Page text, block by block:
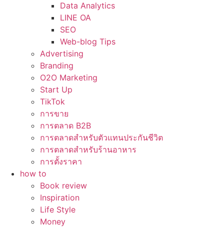
Data Analytics
LINE OA
SEO
Web-blog Tips
Advertising
Branding
O2O Marketing
Start Up
TikTok
การขาย
การตลาด B2B
การตลาดสำหรับตัวแทนประกันชีวิต
การตลาดสำหรับร้านอาหาร
การตั้งราคา
how to
Book review
Inspiration
Life Style
Money